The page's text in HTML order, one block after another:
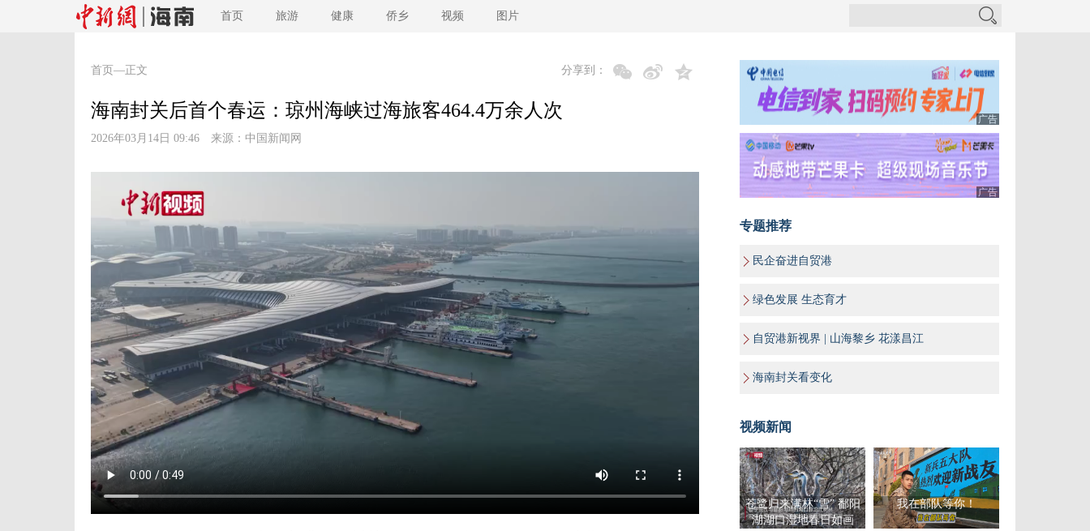
首页 旅游 健康 侨乡 视频 图片
首页 —正文 分享到：
海南封关后首个春运：琼州海峡过海旅客464.4万余人次
2026年03月14日 09:46 来源： 中国新闻网
广告
广告
专题推荐
民企奋进自贸港
绿色发展 生态育才
自贸港新视界 | 山海黎乡 花漾昌江
海南封关看变化
视频新闻
苍鹭归来满林“雪” 鄱阳
湖湖口湿地春日如画
我在部队等你！